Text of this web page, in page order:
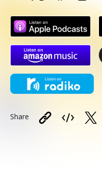
Share